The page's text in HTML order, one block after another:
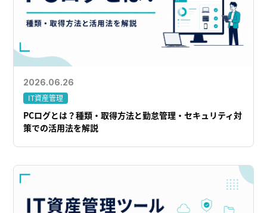
2026.06.26
IT資産管理
PCログとは？種類・取得方法と勤怠管理・セキュリティ対
策での活用法を解説